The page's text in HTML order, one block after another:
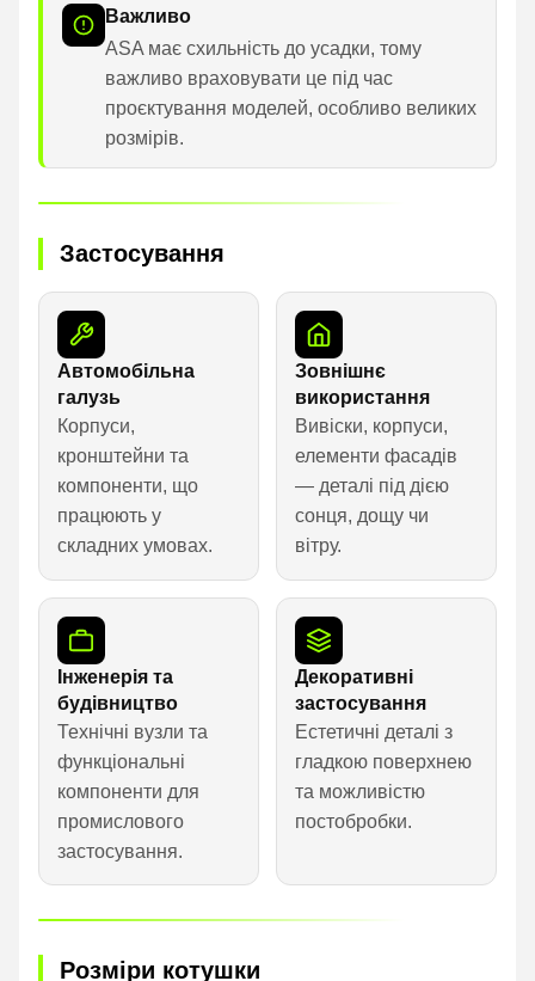
Важливо
ASA має схильність до усадки, тому
важливо враховувати це під час
проєктування моделей, особливо великих
розмірів.
Застосування
Автомобільна
галузь
Корпуси,
кронштейни та
компоненти, що
працюють у
складних умовах.
Зовнішнє
використання
Вивіски, корпуси,
елементи фасадів
— деталі під дією
сонця, дощу чи
вітру.
Інженерія та
будівництво
Технічні вузли та
функціональні
компоненти для
промислового
застосування.
Декоративні
застосування
Естетичні деталі з
гладкою поверхнею
та можливістю
постобробки.
Розміри котушки